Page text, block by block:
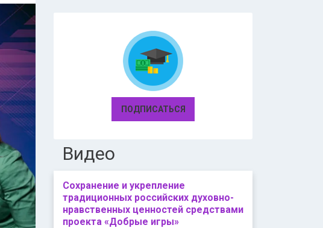
ПОДПИСАТЬСЯ
Видео
Сохранение и укрепление
традиционных российских духовно-
нравственных ценностей средствами
проекта «Добрые игры»